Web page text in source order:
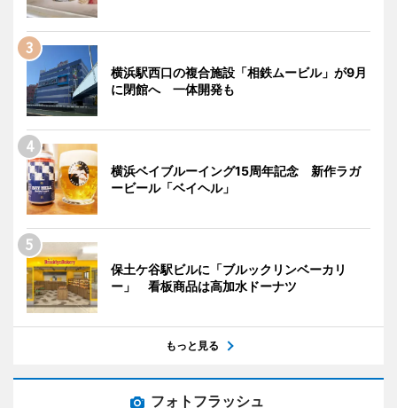
横浜駅西口の複合施設「相鉄ムービル」が9月
に閉館へ 一体開発も
横浜ベイブルーイング15周年記念 新作ラガ
ービール「ベイヘル」
保土ケ谷駅ビルに「ブルックリンベーカリ
ー」 看板商品は高加水ドーナツ
もっと見る
フォトフラッシュ